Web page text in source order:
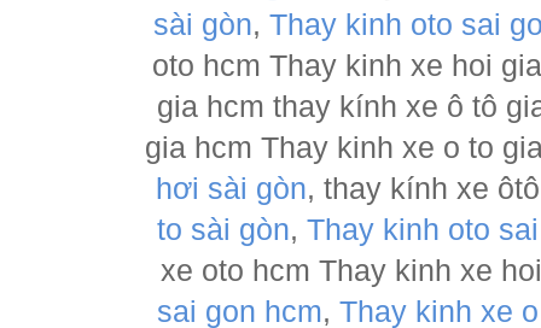
sài gòn, Thay kinh oto sai
oto hcm Thay kinh xe hoi
gia hcm thay kính xe ô tô
gia hcm Thay kinh xe o to
hơi sài gòn, thay kính xe
to sài gòn, Thay kinh oto
xe oto hcm Thay kinh xe
sai gon hcm,Thay kinh xe